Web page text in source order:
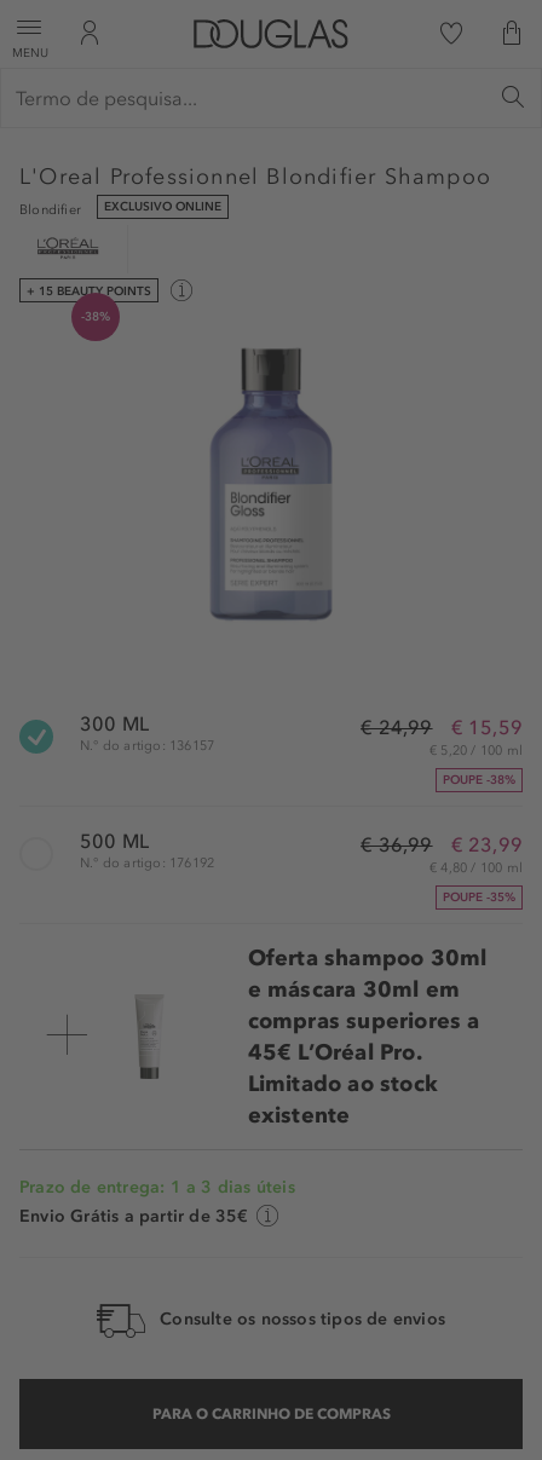
MENU
L'Oreal Professionnel Blondifier Shampoo
Blondifier EXCLUSIVO ONLINE
+ 15 BEAUTY POINTS
-38%
300 ML
N.° do artigo: 136157
€ 24,99 € 15,59
€ 5,20 / 100 ml
POUPE -38%
500 ML
N.° do artigo: 176192
€ 36,99 € 23,99
€ 4,80 / 100 ml
POUPE -35%
Oferta shampoo 30ml
e máscara 30ml em
compras superiores a
45€ L’Oréal Pro.
Limitado ao stock
existente
Prazo de entrega: 1 a 3 dias úteis
Envio Grátis a partir de 35€
Consulte os nossos tipos de envios
PARA O CARRINHO DE COMPRAS